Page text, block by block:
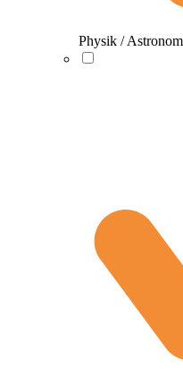
Physik /